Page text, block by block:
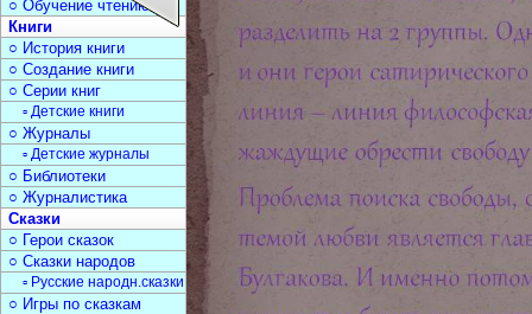
○ Обучение чтению
Книги
○ История книги
○ Создание книги
○ Серии книг
▫ Детские книги
○ Журналы
▫ Детские журналы
○ Библиотеки
○ Журналистика
Сказки
○ Герои сказок
○ Сказки народов
▫ Русские народн.сказки
○ Игры по сказкам